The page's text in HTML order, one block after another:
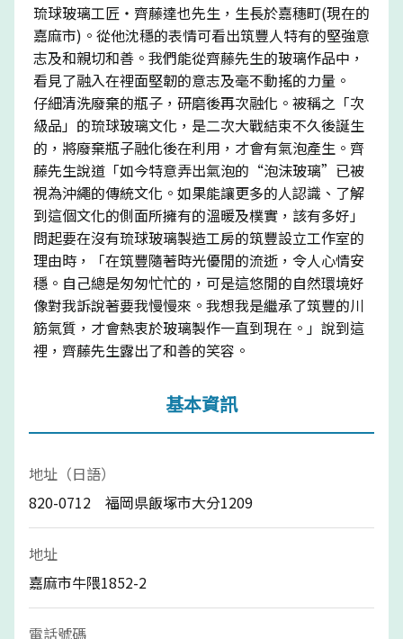
琉球玻璃工匠・齊藤達也先生，生長於嘉穗町(現在的
嘉麻市)。從他沈穩的表情可看出筑豐人特有的堅強意
志及和親切和善。我們能從齊藤先生的玻璃作品中，
看見了融入在裡面堅韌的意志及毫不動搖的力量。
仔細清洗廢棄的瓶子，研磨後再次融化。被稱之「次
級品」的琉球玻璃文化，是二次大戰結束不久後誕生
的，將廢棄瓶子融化後在利用，才會有氣泡產生。齊
藤先生說道「如今特意弄出氣泡的“泡沫玻璃”已被
視為沖繩的傳統文化。如果能讓更多的人認識、了解
到這個文化的側面所擁有的溫暖及樸實，該有多好」
問起要在沒有琉球玻璃製造工房的筑豐設立工作室的
理由時，「在筑豐隨著時光優閒的流逝，令人心情安
穩。自己總是匆匆忙忙的，可是這悠閒的自然環境好
像對我訴說著要我慢慢來。我想我是繼承了筑豐的川
筋氣質，才會熱衷於玻璃製作一直到現在。」說到這
裡，齊藤先生露出了和善的笑容。
基本資訊
地址（日語）
820-0712 福岡県飯塚市大分1209
地址
嘉麻市牛隈1852-2
電話號碼